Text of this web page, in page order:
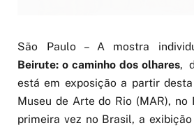
São Paulo – A mostra
Beirute: o caminho dos olhares,
está em exposição a partir
Museu de Arte do Rio (MAR), no
primeira vez no Brasil, a